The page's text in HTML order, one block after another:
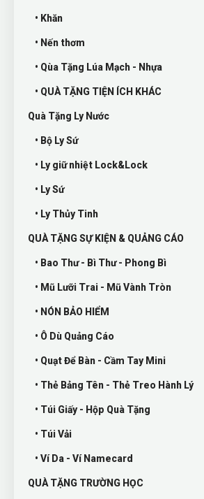
• Khăn
• Nến thơm
• Qùa Tặng Lúa Mạch - Nhựa
• QUÀ TẶNG TIỆN ÍCH KHÁC
Quà Tặng Ly Nước
• Bộ Ly Sứ
• Ly giữ nhiệt Lock&Lock
• Ly Sứ
• Ly Thủy Tinh
QUÀ TẶNG SỰ KIỆN & QUẢNG CÁO
• Bao Thư - Bì Thư - Phong Bì
• Mũ Lưỡi Trai - Mũ Vành Tròn
• NÓN BẢO HIỂM
• Ô Dù Quảng Cáo
• Quạt Để Bàn - Cầm Tay Mini
• Thẻ Bảng Tên - Thẻ Treo Hành Lý
• Túi Giấy - Hộp Quà Tặng
• Túi Vải
• Ví Da - Ví Namecard
QUÀ TẶNG TRƯỜNG HỌC